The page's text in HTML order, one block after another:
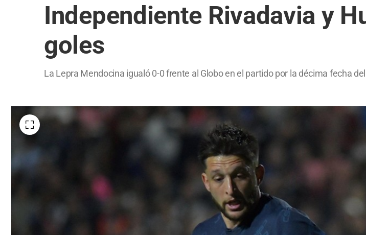
Independiente Rivadavia y
goles
La Lepra Mendocina igualó 0-0 frente al Globo en el partido por la décima fecha